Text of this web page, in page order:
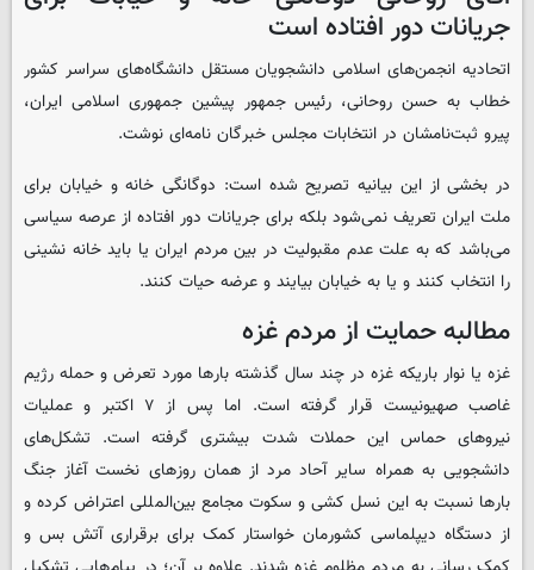
جریانات دور افتاده است
اتحادیه انجمن‌های اسلامی دانشجویان مستقل دانشگاه‌های سراسر کشور
خطاب به حسن روحانی، رئیس جمهور پیشین جمهوری اسلامی ایران،
پیرو ثبت‌نامشان در انتخابات مجلس خبرگان نامه‌ای نوشت.
در بخشی از این بیانیه تصریح شده است: دوگانگی خانه و خیابان برای
ملت ایران تعریف نمی‌شود بلکه برای جریانات دور افتاده از عرصه سیاسی
می‌باشد که به علت عدم مقبولیت در بین مردم ایران یا باید خانه نشینی
را انتخاب کنند و یا به خیابان بیایند و عرضه حیات کنند.
مطالبه حمایت از مردم غزه
غزه یا نوار باریکه غزه در چند سال گذشته بارها مورد تعرض و حمله رژیم
غاصب صهیونیست قرار گرفته است. اما پس از ۷ اکتبر و عملیات
نیروهای حماس این حملات شدت بیشتری گرفته است. تشکل‌های
دانشجویی به همراه سایر آحاد مرد از همان روزهای نخست آغاز جنگ
بارها نسبت به این نسل کشی و سکوت مجامع بین‌المللی اعتراض کرده و
از دستگاه دیپلماسی کشورمان خواستار کمک برای برقراری آتش بس و